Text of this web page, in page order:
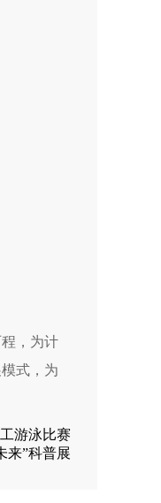
，为计
式，为
游泳比赛
来”科普展